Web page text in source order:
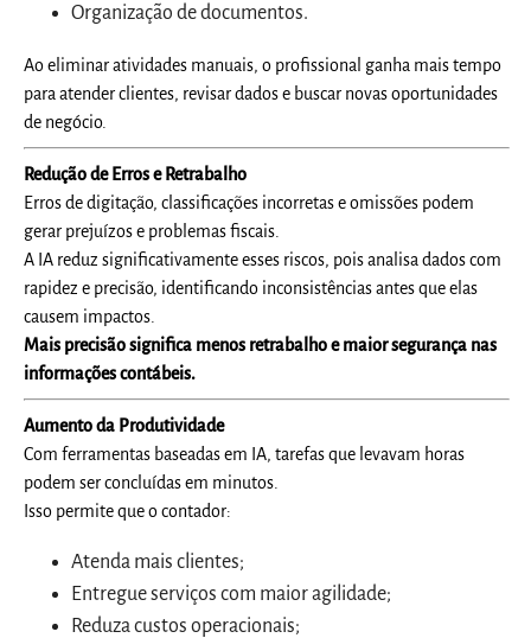
Organização de documentos.
Ao eliminar atividades manuais, o profissional ganha mais tempo
para atender clientes, revisar dados e buscar novas oportunidades
de negócio.
Redução de Erros e Retrabalho
Erros de digitação, classificações incorretas e omissões podem
gerar prejuízos e problemas fiscais.
A IA reduz significativamente esses riscos, pois analisa dados com
rapidez e precisão, identificando inconsistências antes que elas
causem impactos.
Mais precisão significa menos retrabalho e maior segurança nas
informações contábeis.
Aumento da Produtividade
Com ferramentas baseadas em IA, tarefas que levavam horas
podem ser concluídas em minutos.
Isso permite que o contador:
Atenda mais clientes;
Entregue serviços com maior agilidade;
Reduza custos operacionais;